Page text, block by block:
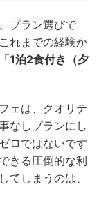
プラン選びで
れまでの経験か
「1泊2食付き（夕
ェは、クオリテ
なしプランにし
ロではないです
きる圧倒的な利
てしまうのは、